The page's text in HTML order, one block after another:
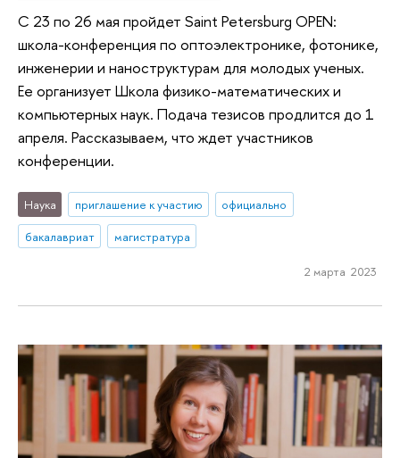
С 23 по 26 мая пройдет Saint Petersburg OPEN:
школа-конференция по оптоэлектронике, фотонике,
инженерии и наноструктурам для молодых ученых.
Ее организует Школа физико-математических и
компьютерных наук. Подача тезисов продлится до 1
апреля. Рассказываем, что ждет участников
конференции.
Наука приглашение к участию
официально
бакалавриат
магистратура
2 марта 2023